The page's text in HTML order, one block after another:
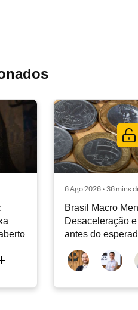
6 Ago 2026 • 36 mins
Brasil Macro
Desaceleração
antes do